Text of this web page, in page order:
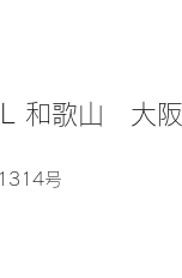
和歌山 大阪
号